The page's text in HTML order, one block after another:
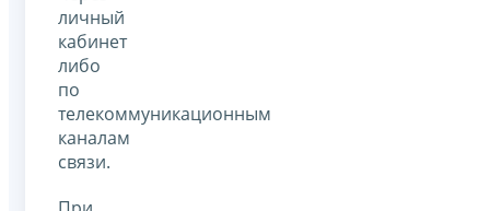
личный
кабинет
либо
по
телекоммуникационным
каналам
связи.